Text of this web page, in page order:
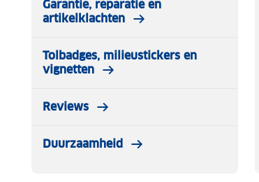
Garantie, reparatie en
artikelklachten
Tolbadges, milieustickers en
vignetten
Reviews
Duurzaamheid